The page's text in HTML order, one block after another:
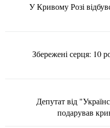
У Кривому Розі
Збережені серця: 10
Депутат від
подарував